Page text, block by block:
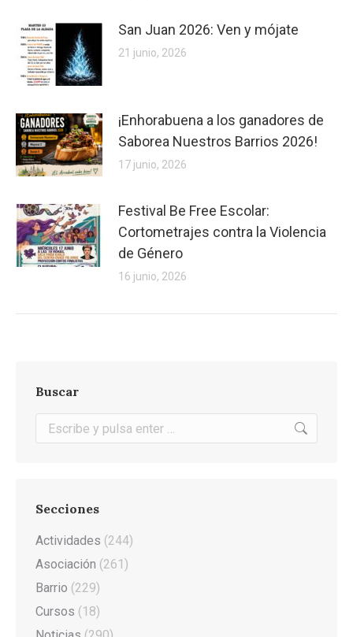
San Juan 2026: Ven y mójate
21 junio, 2026
¡Enhorabuena a los ganadores de
Saborea Nuestros Barrios 2026!
17 junio, 2026
Festival Be Free Escolar:
Cortometrajes contra la Violencia
de Género
16 junio, 2026
Buscar
Buscar:
Secciones
Actividades (244)
Asociación (261)
Barrio (229)
Cursos (18)